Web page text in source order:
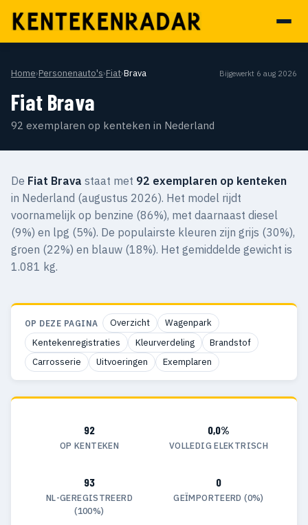
Home›Personenauto's›Fiat›Brava Bijgewerkt 6 aug 2026
Fiat Brava
92 exemplaren op kenteken in Nederland
De Fiat Brava staat met 92 exemplaren op kenteken
in Nederland (augustus 2026). Het model rijdt
voornamelijk op benzine (86%), met daarnaast diesel
(9%) en lpg (5%). De populairste kleuren zijn grijs (30%),
groen (22%) en blauw (18%). Het gemiddelde gewicht is
1.081 kg.
OP DEZE PAGINA Overzicht
Wagenpark
Kentekenregistraties
Kleurverdeling
Brandstof
Carrosserie
Uitvoeringen Exemplaren
92
OP KENTEKEN
0,0%
VOLLEDIG ELEKTRISCH
93
NL-GEREGISTREERD
(100%)
0
GEÏMPORTEERD (0%)